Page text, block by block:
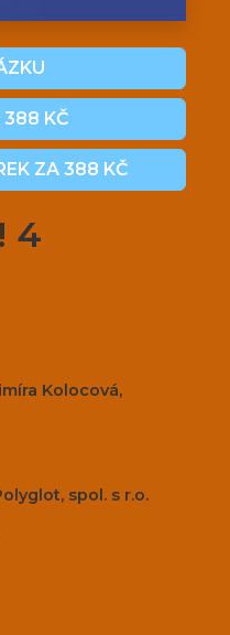
388 KČ
ZA 388 KČ
4
Kolocová,
spol. s r.o.